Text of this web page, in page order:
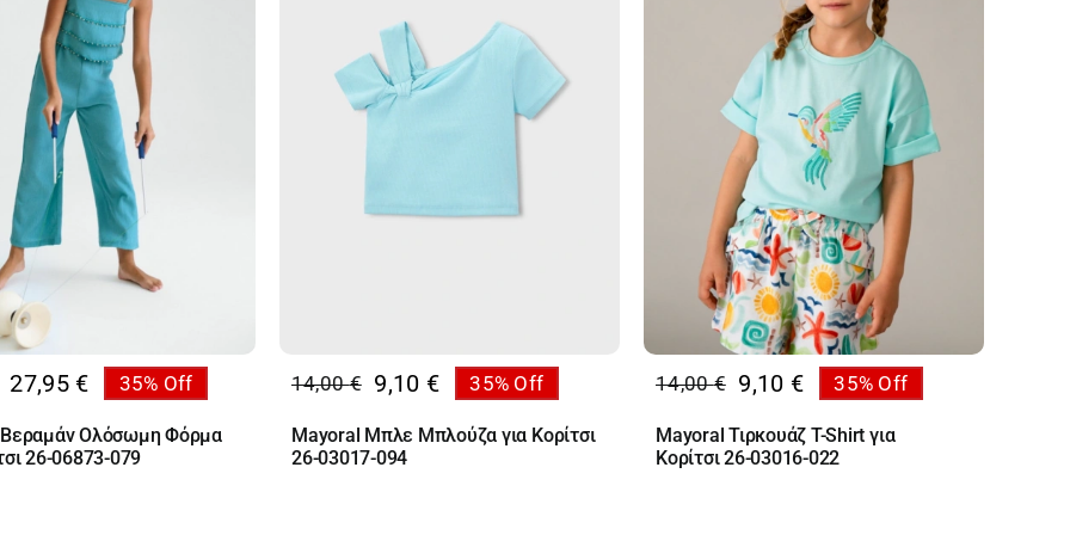
27,95 € 35% Off
Βεραμάν Ολόσωμη Φόρμα
26-06873-079
14,00€
Original
price
was:
9,10 €
Η
τρέχουσα
τιμή
35% Off
Mayoral Μπλε Μπλούζα για Κορίτσι
26-03017-094
14,00€
Original
price
was:
9,10 €
Η
τρέχουσα
τιμή
35% Off
Mayoral Τιρκουάζ T-Shirt για
Κορίτσι 26-03016-022